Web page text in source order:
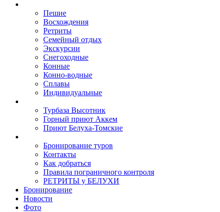
Пешие
Восхождения
Ретриты
Семейный отдых
Экскурсии
Снегоходные
Конные
Конно-водные
Сплавы
Индивидуальные
Турбаза Высотник
Горный приют Аккем
Приют Белуха-Томские
Бронирование туров
Контакты
Как добраться
Правила пограничного контроля
РЕТРИТЫ у БЕЛУХИ
Бронирование
Новости
Фото